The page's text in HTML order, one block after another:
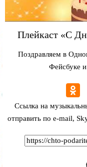
Плейкаст «С
Поздравляем в
Фейсбуке
Ссылка на
отправить по e-mail,